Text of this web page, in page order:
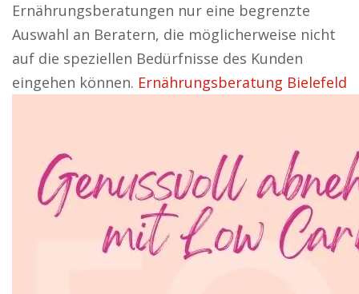
Ernährungsberatungen nur eine begrenzte
Auswahl an Beratern, die möglicherweise nicht
auf die speziellen Bedürfnisse des Kunden
eingehen können. Ernährungsberatung Bielefeld